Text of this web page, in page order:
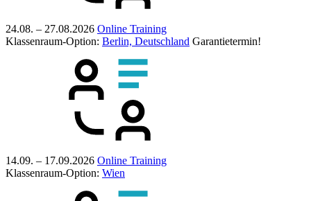
24.08. – 27.08.2026 Online Training
Klassenraum-Option: Berlin, Deutschland Garantietermin!
14.09. – 17.09.2026 Online Training
Klassenraum-Option: Wien